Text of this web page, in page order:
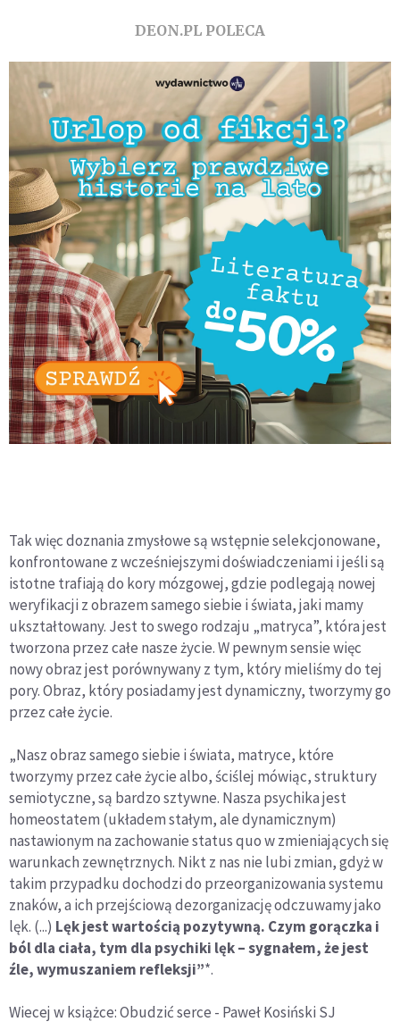
DEON.PL POLECA
Tak więc doznania zmysłowe są wstępnie selekcjonowane,
konfrontowane z wcześniejszymi doświadczeniami i jeśli są
istotne trafiają do kory mózgowej, gdzie podlegają nowej
weryfikacji z obrazem samego siebie i świata, jaki mamy
ukształtowany. Jest to swego rodzaju „matryca”, która jest
tworzona przez całe nasze życie. W pewnym sensie więc
nowy obraz jest porównywany z tym, który mieliśmy do tej
pory. Obraz, który posiadamy jest dynamiczny, tworzymy go
przez całe życie.
„Nasz obraz samego siebie i świata, matryce, które
tworzymy przez całe życie albo, ściślej mówiąc, struktury
semiotyczne, są bardzo sztywne. Nasza psychika jest
homeostatem (układem stałym, ale dynamicznym)
nastawionym na zachowanie status quo w zmieniających się
warunkach zewnętrznych. Nikt z nas nie lubi zmian, gdyż w
takim przypadku dochodzi do przeorganizowania systemu
znaków, a ich przejściową dezorganizację odczuwamy jako
lęk. (...) Lęk jest wartością pozytywną. Czym gorączka i
ból dla ciała, tym dla psychiki lęk – sygnałem, że jest
źle, wymuszaniem refleksji”*.
Wiecej w książce: Obudzić serce - Paweł Kosiński SJ